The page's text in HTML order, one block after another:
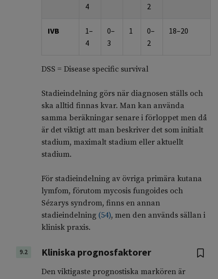
4
2
IVB 1–
4
0–
3
1 0–
2
18–20
DSS = Disease specific survival
Stadieindelning görs när diagnosen ställs och
ska alltid finnas kvar. Man kan använda
samma beräkningar senare i förloppet men då
är det viktigt att man beskriver det som initialt
stadium, maximalt stadium eller aktuellt
stadium.
För stadieindelning av övriga primära kutana
lymfom, förutom mycosis fungoides och
Sézarys syndrom, finns en annan
stadieindelning (54), men den används sällan i
klinisk praxis.
9.2 Kliniska prognosfaktorer
Den viktigaste prognostiska markören är